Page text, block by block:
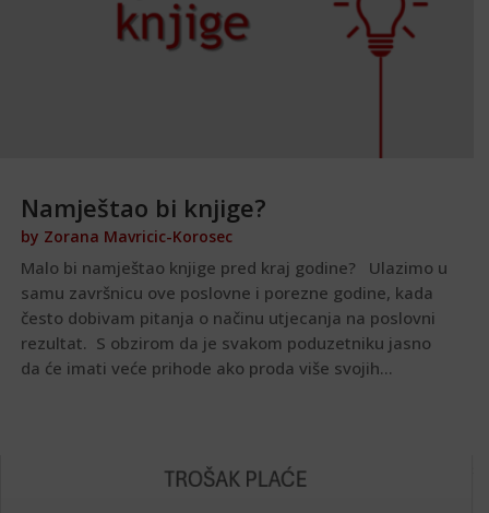
Namještao bi knjige?
by Zorana Mavricic-Korosec
Malo bi namještao knjige pred kraj godine? Ulazimo u
samu završnicu ove poslovne i porezne godine, kada
često dobivam pitanja o načinu utjecanja na poslovni
rezultat. S obzirom da je svakom poduzetniku jasno
da će imati veće prihode ako proda više svojih...